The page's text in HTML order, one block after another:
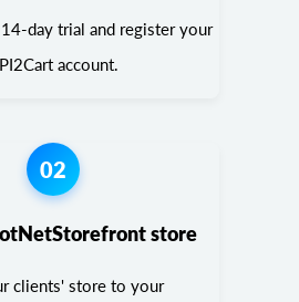
day trial and register your
account.
02
store
clients' store to your